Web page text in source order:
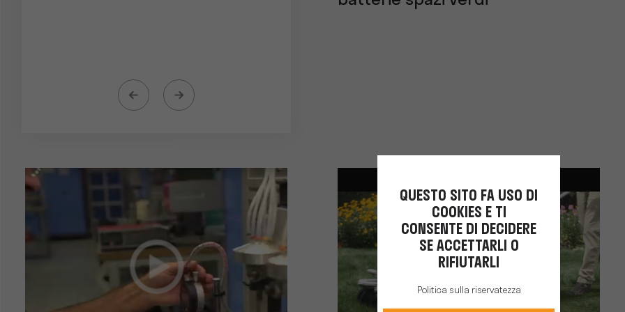
QUESTO SITO FA USO DI
COOKIES E TI
CONSENTE DI DECIDERE
SE ACCETTARLI O
RIFIUTARLI
Politica sulla riservatezza